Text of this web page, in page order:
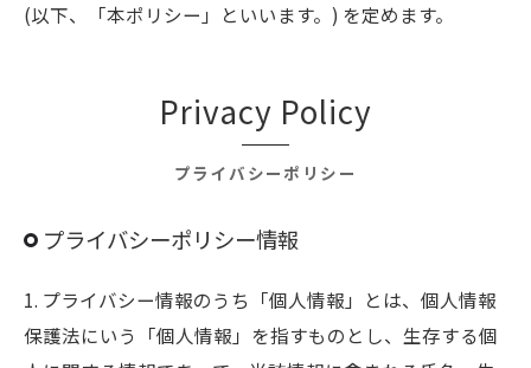
(以下、「本ポリシー」といいます。) を定めます。
プライバシーポリシー
Privacy Policy
プライバシーポリシー情報
1. プライバシー情報のうち「個人情報」とは、個人情報
保護法にいう「個人情報」を指すものとし、生存する個